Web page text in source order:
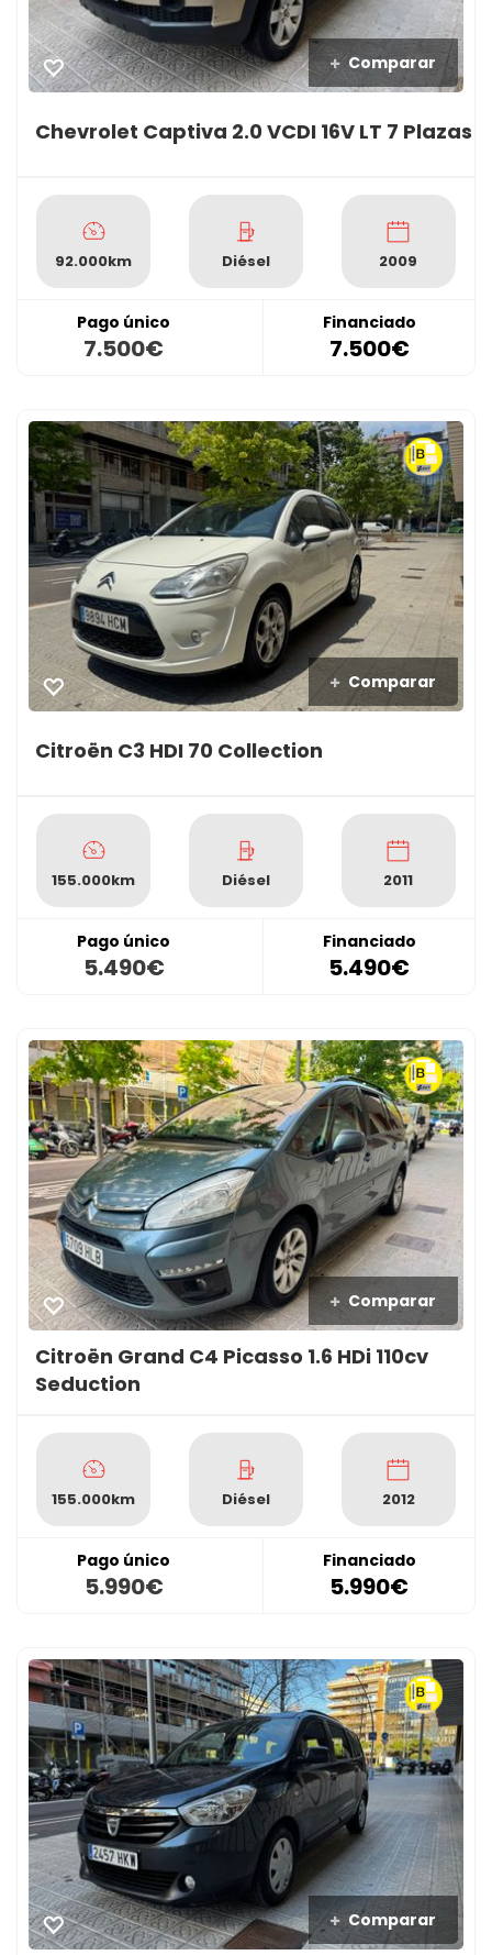
Comparar
Chevrolet Captiva 2.0 VCDI 16V LT 7 Plazas
92.000km Diésel 2009
Pago único
7.500€
Financiado
7.500€
Comparar
Citroën C3 HDI 70 Collection
155.000km Diésel 2011
Pago único
5.490€
Financiado
5.490€
Comparar
Citroën Grand C4 Picasso 1.6 HDi 110cv
Seduction
155.000km Diésel 2012
Pago único
5.990€
Financiado
5.990€
Comparar